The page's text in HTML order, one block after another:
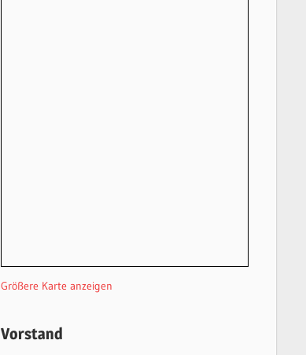
Größere Karte anzeigen
Vorstand